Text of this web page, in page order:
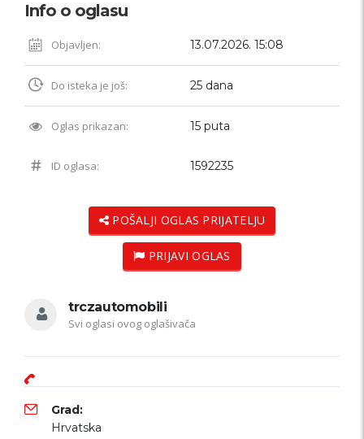
Info o oglasu
Objavljen: 13.07.2026. 15:08
Do isteka je još: 25 dana
Oglas prikazan: 15 puta
ID oglasa: 1592235
POŠALJI OGLAS PRIJATELJU
PRIJAVI OGLAS
trczautomobili
Svi oglasi ovog oglašivača
Grad:
Hrvatska